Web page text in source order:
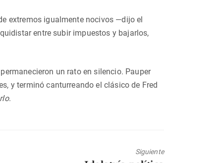
extremos igualmente nocivos —dijo el
entre subir impuestos y bajarlos,
un rato en silencio. Pauper
y terminó canturreando el clásico de Fred
.
Siguiente